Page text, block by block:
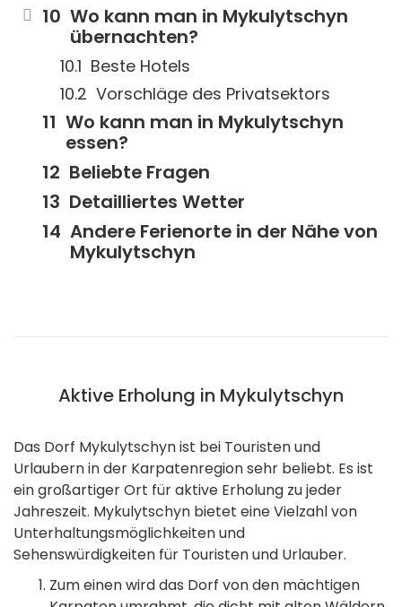
Wo kann man in Mykulytschyn
übernachten?
Beste Hotels
Vorschläge des Privatsektors
Wo kann man in Mykulytschyn
essen?
Beliebte Fragen
Detailliertes Wetter
Andere Ferienorte in der Nähe von
Mykulytschyn
Aktive Erholung in Mykulytschyn
Das Dorf Mykulytschyn ist bei Touristen und
Urlaubern in der Karpatenregion sehr beliebt. Es ist
ein großartiger Ort für aktive Erholung zu jeder
Jahreszeit. Mykulytschyn bietet eine Vielzahl von
Unterhaltungsmöglichkeiten und
Sehenswürdigkeiten für Touristen und Urlauber.
Zum einen wird das Dorf von den mächtigen